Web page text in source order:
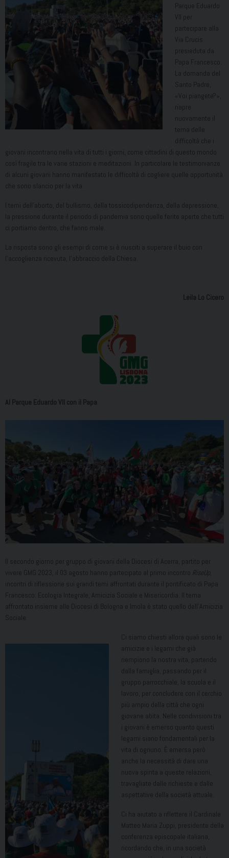
Parque Eduardo
VII per
partecipare alla
Via Crucis
presieduta da
Papa Francesco.
La domanda del
Santo Padre,
«Voi piangete?»,
riapre
nuovamente il
tema delle
difficoltà che i
giovani incontrano nella vita di tutti i giorni, come cittadini di questo mondo
così fragile tra le varie stazioni e meditazioni. In particolare le testimonianze
di alcuni giovani hanno manifestato le difficoltà di cogliere quelle opportunità
che sono slancio per la vita.
I temi dell’aborto, del bullismo, della tossicodipendenza, della depressione,
la pressione durante il periodo di pandemia sono quelle ferite aperte che tutti
ci portiamo dentro, che fanno male.
La risposta sono gli esempi di come si è riusciti a superare il buio con
l’accoglienza ricevuta, l’abbraccio della Chiesa.
Leila Lo Cicero
Al Parque Eduardo VII con il Papa
Il secondo giorno per gruppo di giovani della Diocesi di Acerra, partito per
vivere GMG 2023, il 03 agosto hanno partecipato al primo incontro RiseUp ,
incontri di riflessione sui grandi temi affrontati durante il pontificato di Papa
Francesco: Ecologia Integrale, Amicizia Sociale e Misericordia. Il tema
affrontato insieme alle Diocesi di Bologna e Imola è stato quello dell’Amicizia
Sociale.
Ci siamo chiesti allora quali sono le
amicizie e i legami che già
riempiono la nostra vita, partendo
dalla famiglia, passando per il
gruppo parrocchiale, la scuola e il
lavoro, per concludere con il cerchio
più ampio della città che ogni
giovane abita. Nelle condivisioni tra
i giovani è emerso quanto questi
legami siano fondamentali per la
vita di ognuno. È emersa però
anche la necessità di dare una
nuova spinta a queste relazioni,
travagliate dalle richieste e dalle
aspettative della società attuale.
Ci ha aiutato a riflettere il Cardinale
Matteo Maria Zuppi, presidente della
conferenza episcopale italiana,
ricordando che, in una società